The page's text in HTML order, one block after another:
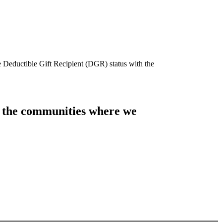
Gift Recipient (DGR) status with the
communities where we